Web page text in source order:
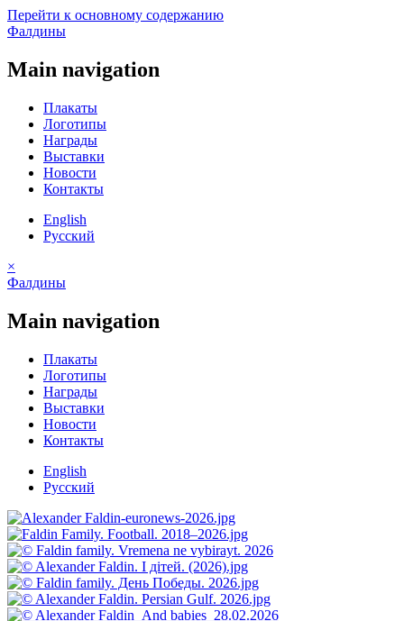
Перейти к основному содержанию
Фалдины
Main navigation
Плакаты
Логотипы
Награды
Выставки
Новости
Контакты
English
Русский
×
Фалдины
Main navigation
Плакаты
Логотипы
Награды
Выставки
Новости
Контакты
English
Русский